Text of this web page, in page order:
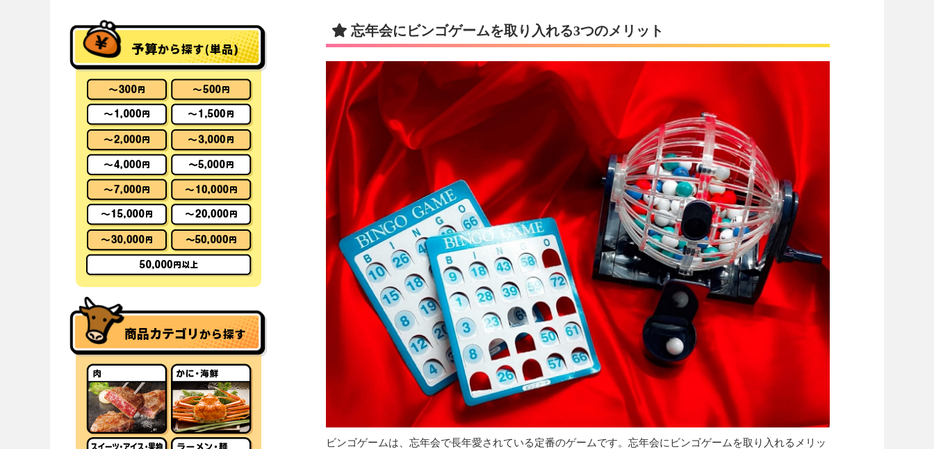
予算から探す(単品)
商品カテゴリから探す
忘年会にビンゴゲームを取り入れる3つのメリット
ビンゴゲームは、忘年会で長年愛されている定番のゲームです。忘年会にビンゴゲームを取り入れるメリッ